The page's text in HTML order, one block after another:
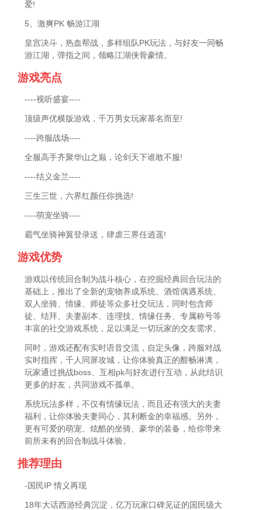
爱!
5、激爽PK 畅游江湖
皇宫决斗，热血帮战，多样组队PK玩法，与好友一同畅
游江湖，弹指之间，领略江湖侠骨豪情。
游戏亮点
----视听盛宴----
顶级声优横版游戏，千万男女玩家慕名而至!
----跨服战场----
全服高手齐聚华山之巅，论剑天下谁敢不服!
----结义金兰----
三生三世，六界红颜任你挑选!
----萌宠坐骑----
霸气坐骑神翼登录送，肆虐三界任逍遥!
游戏优势
游戏以传统回合制为战斗核心，在挖掘经典回合玩法的
基础上，推出了全新的宠物养成系统、酒馆偶遇系统、
双人坐骑、情缘、师徒等众多社交玩法，同时包含师
徒、结拜、夫妻副本、连理技、情缘任务、专属称号等
丰富的社交游戏系统，足以满足一切玩家的交友需求。
同时，游戏还配有实时语音交流，自定头像，跨服对战
实时指挥，千人同屏攻城，让你体验真正的酣畅淋漓，
玩家通过挑战boss、互相pk与好友进行互动，从此结识
更多的好友，共同游戏不孤单。
系统玩法多样，不仅有情缘玩法，而且还有强大的夫妻
福利，让你体验夫妻同心，其利断金的幸福感。另外，
更有可爱的萌宠、炫酷的坐骑、豪华的装备，给你带来
前所未有的回合制战斗体验。
推荐理由
-国民IP 情义再现
18年大话西游经典沉淀，亿万玩家口碑见证的国民级大